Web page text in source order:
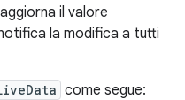
aggiorna il valore
la modifica a tutti
come segue: